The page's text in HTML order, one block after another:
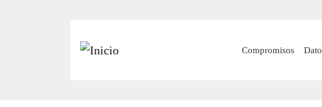
Main
Compromisos